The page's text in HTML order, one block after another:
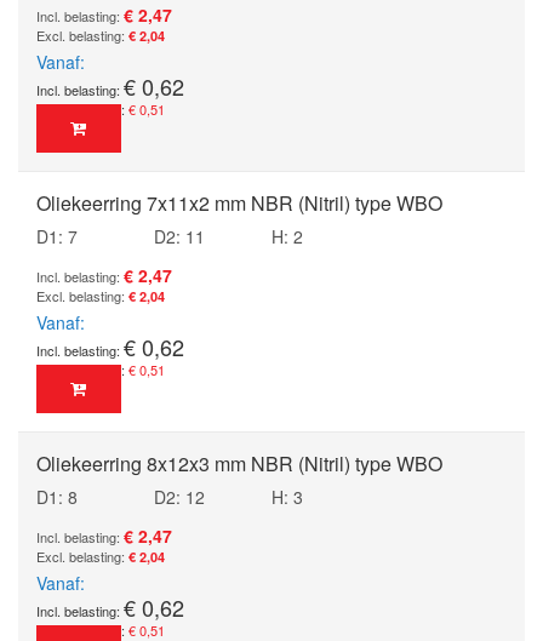
€ 2,47
€ 2,04
Vanaf
€ 0,62
€ 0,51
Oliekeerring 7x11x2 mm NBR (Nitril) type WBO
D1: 7 D2: 11
H: 2
€ 2,47
€ 2,04
Vanaf
€ 0,62
€ 0,51
Oliekeerring 8x12x3 mm NBR (Nitril) type WBO
D1: 8 D2: 12
H: 3
€ 2,47
€ 2,04
Vanaf
€ 0,62
€ 0,51